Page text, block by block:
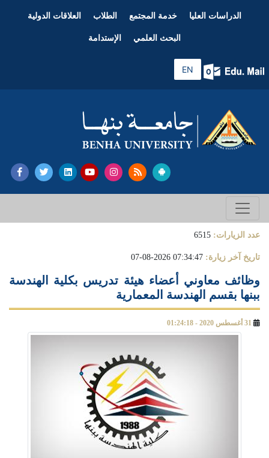
الدراسات العليا خدمة المجتمع الطلاب العلاقات الدولية
البحث العلمي الإستدامة
EN
عدد الزيارات: 6515
تاريخ آخر زيارة: 07:34:47 2026-08-07
وظائف معاوني أعضاء هيئة تدريس بكلية الهندسة
ببنها بقسم الهندسة المعمارية